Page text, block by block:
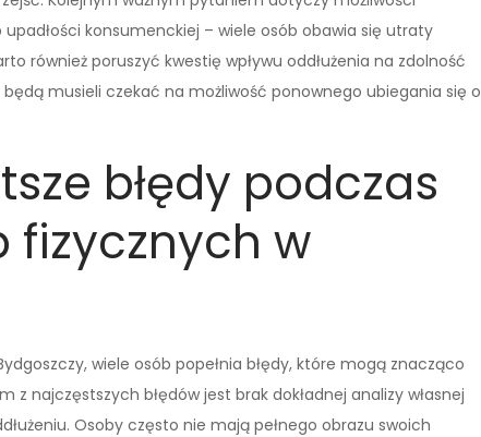
konsumenckiej – wiele osób obawia się utraty
również poruszyć kwestię wpływu oddłużenia na zdolność
musieli czekać na możliwość ponownego ubiegania się o
błędy podczas
fizycznych w
wiele osób popełnia błędy, które mogą znacząco
najczęstszych błędów jest brak dokładnej analizy własnej
Osoby często nie mają pełnego obrazu swoich